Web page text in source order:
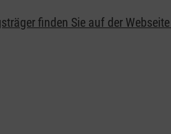
finden Sie auf der